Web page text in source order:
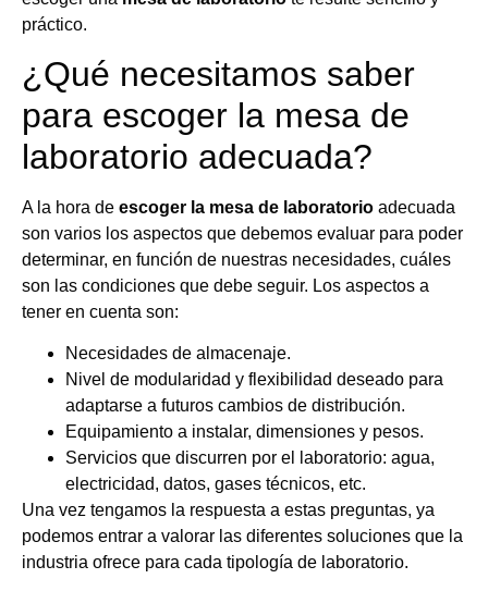
práctico.
¿Qué necesitamos saber
para escoger la mesa de
laboratorio adecuada?
A la hora de escoger la mesa de laboratorio adecuada
son varios los aspectos que debemos evaluar para poder
determinar, en función de nuestras necesidades, cuáles
son las condiciones que debe seguir. Los aspectos a
tener en cuenta son:
Necesidades de almacenaje.
Nivel de modularidad y flexibilidad deseado para
adaptarse a futuros cambios de distribución.
Equipamiento a instalar, dimensiones y pesos.
Servicios que discurren por el laboratorio: agua,
electricidad, datos, gases técnicos, etc.
Una vez tengamos la respuesta a estas preguntas, ya
podemos entrar a valorar las diferentes soluciones que la
industria ofrece para cada tipología de laboratorio.